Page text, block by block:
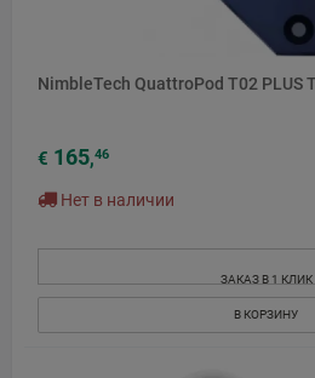
NimbleTech QuattroPod T02 PLUS
€ 165,46
Нет в наличии
ЗАКАЗ В 1 КЛИК
В КОРЗИНУ